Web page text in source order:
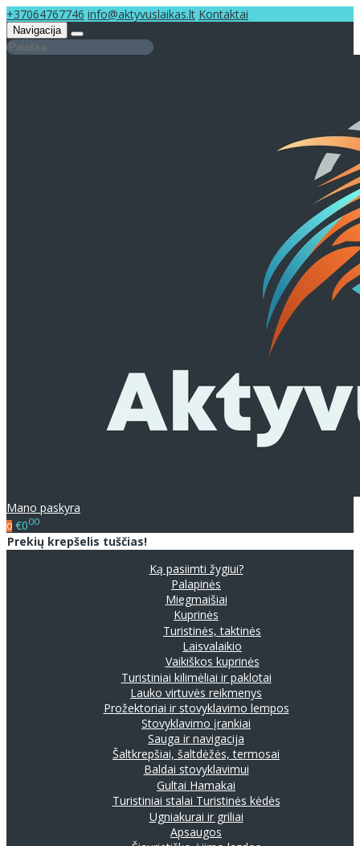
+37064767746 info@aktyvuslaikas.lt Kontaktai
Navigacija
Mano paskyra
0 €000
Prekių krepšelis tuščias!
Ką pasiimti žygiui?
Palapinės
Miegmaišiai
Kuprinės
Turistinės, taktinės
Laisvalaikio
Vaikiškos kuprinės
Turistiniai kilimėliai ir paklotai
Lauko virtuvės reikmenys
Prožektoriai ir stovyklavimo lempos
Stovyklavimo įrankiai
Sauga ir navigacija
Šaltkrepšiai, šaltdėžės, termosai
Baldai stovyklavimui
Gultai Hamakai
Turistiniai stalai Turistinės kėdės
Ugniakurai ir griliai
Apsaugos